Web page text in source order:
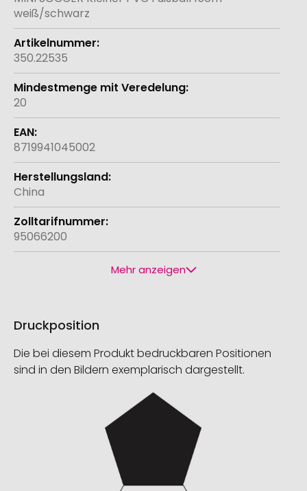
weiß/schwarz
350.22535
20
8719941045002
China
95066200
Mehr anzeigen
Druckposition
Die bei diesem Produkt bedruckbaren Positionen
sind in den Bildern exemplarisch dargestellt.